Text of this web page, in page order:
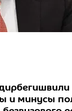
и минусы